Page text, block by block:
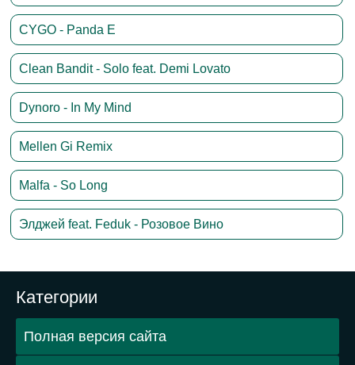
CYGO - Panda E
Clean Bandit - Solo feat. Demi Lovato
Dynoro - In My Mind
Mellen Gi Remix
Malfa - So Long
Элджей feat. Feduk - Розовое Вино
Категории
Полная версия сайта